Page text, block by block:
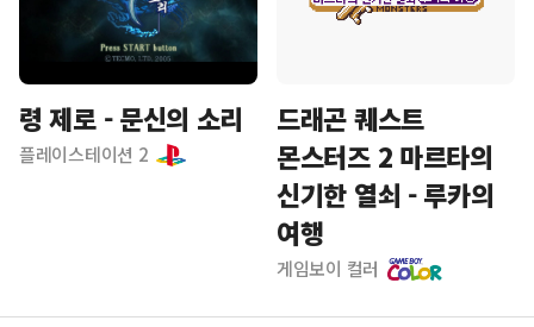
령 제로 - 문신의 소리
플레이스테이션 2
드래곤 퀘스트
몬스터즈 2 마르타의
신기한 열쇠 - 루카의
여행
게임보이 컬러